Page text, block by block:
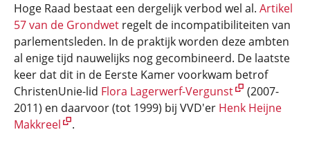
Hoge Raad bestaat een dergelijk verbod wel al. Artikel
57 van de Grondwet regelt de incompatibiliteiten van
parlementsleden. In de praktijk worden deze ambten
al enige tijd nauwelijks nog gecombineerd. De laatste
keer dat dit in de Eerste Kamer voorkwam betrof
ChristenUnie-lid Flora Lagerwerf-Vergunst
(2007-
2011) en daarvoor (tot 1999) bij VVD'er Henk Heijne
Makkreel
.